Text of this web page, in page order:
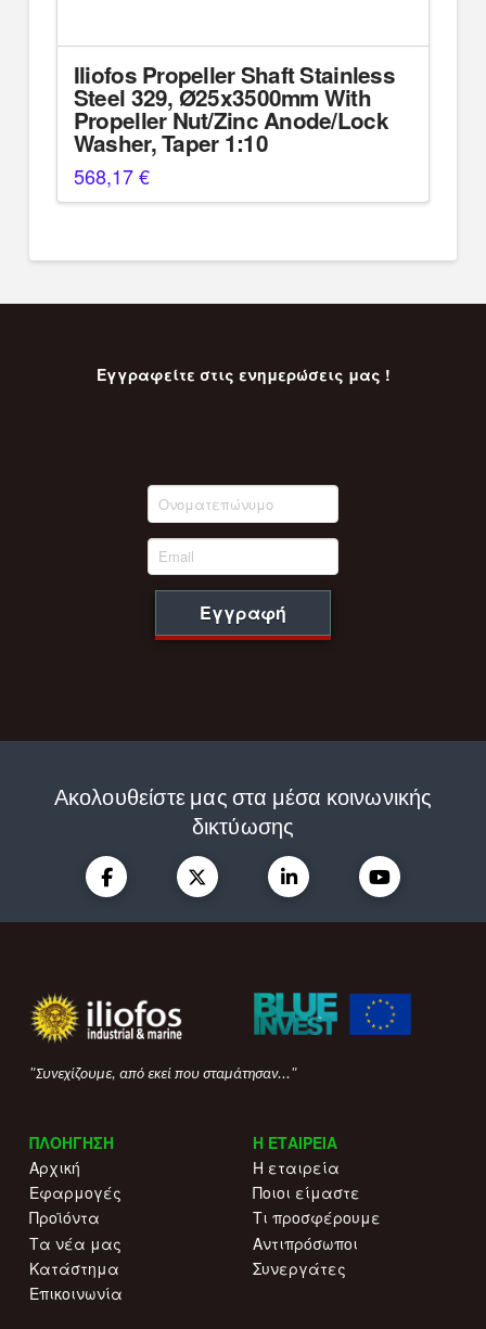
Iliofos Propeller Shaft Stainless
Steel 329, Ø25x3500mm With
Propeller Nut/Zinc Anode/Lock
Washer, Taper 1:10
568,17€
Εγγραφείτε στις ενημερώσεις μας !
Εγγραφή
Ακολουθείστε μας στα μέσα κοινωνικής
δικτύωσης
"Συνεχίζουμε, από εκεί που σταμάτησαν..."
ΠΛΟΗΓΗΣΗ
Αρχική
Εφαρμογές
Προϊόντα
Τα νέα μας
Κατάστημα
Επικοινωνία
Η ΕΤΑΙΡΕΙΑ
Η εταιρεία
Ποιοι είμαστε
Τι προσφέρουμε
Αντιπρόσωποι
Συνεργάτες